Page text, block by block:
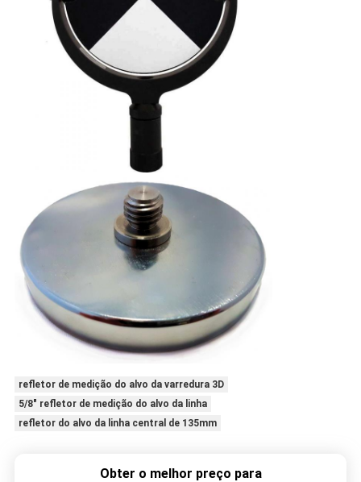
refletor de medição do alvo da varredura 3D
5/8" refletor de medição do alvo da linha
refletor do alvo da linha central de 135mm
Obter o melhor preço para